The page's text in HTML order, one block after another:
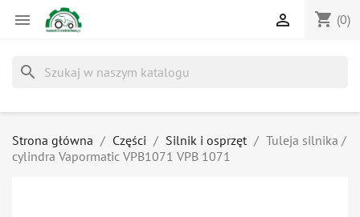
 shopping_cart (0)

search
Strona główna Części Silnik i osprzęt
Tuleja silnika /
cylindra Vapormatic VPB1071 VPB 1071